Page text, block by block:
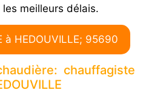
les meilleurs délais.
à HEDOUVILLE; 95690
chauffagiste